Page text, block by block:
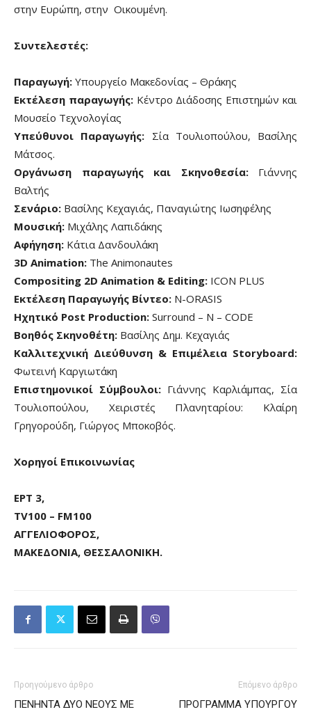
στην Ευρώπη, στην Οικουμένη.
Συντελεστές:
Παραγωγή: Υπουργείο Μακεδονίας – Θράκης
Εκτέλεση παραγωγής:Κέντρο Διάδοσης Επιστημών και
Μουσείο Τεχνολογίας
Υπεύθυνοι Παραγωγής: Σία Τουλιοπούλου, Βασίλης
Μάτσος.
Οργάνωση παραγωγής και Σκηνοθεσία:Γιάννης
Βαλτής
Σενάριο: Βασίλης Κεχαγιάς, Παναγιώτης Ιωσηφέλης
Μουσική: Μιχάλης Λαπιδάκης
Αφήγηση: Κάτια Δανδουλάκη
3D Animation: Τhe Αnimonautes
Compositing 2D Animation & Editing: ICON PLUS
Εκτέλεση Παραγωγής Βίντεο: N-ORASIS
Ηχητικό Post Production: Surround – N – CODE
Βοηθός Σκηνοθέτη: Βασίλης Δημ. Κεχαγιάς
Καλλιτεχνική Διεύθυνση & Επιμέλεια Storyboard:
Φωτεινή Καργιωτάκη
Επιστημονικοί Σύμβουλοι: Γιάννης Καρλιάμπας, Σία
Τουλιοπούλου, Χειριστές Πλανηταρίου: Κλαίρη
Γρηγορούδη, Γιώργος Μποκοβός.
Χορηγοί Επικοινωνίας
ΕΡΤ 3,
TV100 – FM100
ΑΓΓΕΛΙΟΦΟΡΟΣ,
ΜΑΚΕΔΟΝΙΑ, ΘΕΣΣΑΛΟΝΙΚΗ.
Προηγούμενο άρθρο
ΠΕΝΗΝΤΑ ΔΥΟ ΝΕΟΥΣ ΜΕ
Επόμενο άρθρο
ΠΡΟΓΡΑΜΜΑ ΥΠΟΥΡΓΟΥ